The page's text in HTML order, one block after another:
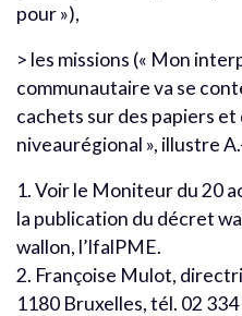
pour »),
> les missions (« Mon
communautaire va se
cachets sur des papiers
niveaurégional », illustre
1. Voir le Moniteur du 20
la publication du décret
wallon, l’IfalPME.
2. Françoise Mulot,
1180 Bruxelles, tél. 02